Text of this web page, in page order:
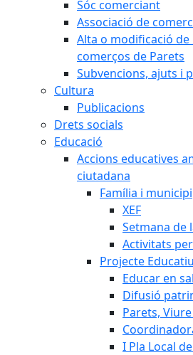
Sóc comerciant
Associació de
Alta o modificació de
comerços de Parets
Subvencions, ajuts i
Cultura
Publicacions
Drets socials
Educació
Accions educatives
ciutadana
Família i municipi
XEF
Setmana de
Activitats
Projecte
Educar en
Difusió
Parets,
I Pla Local